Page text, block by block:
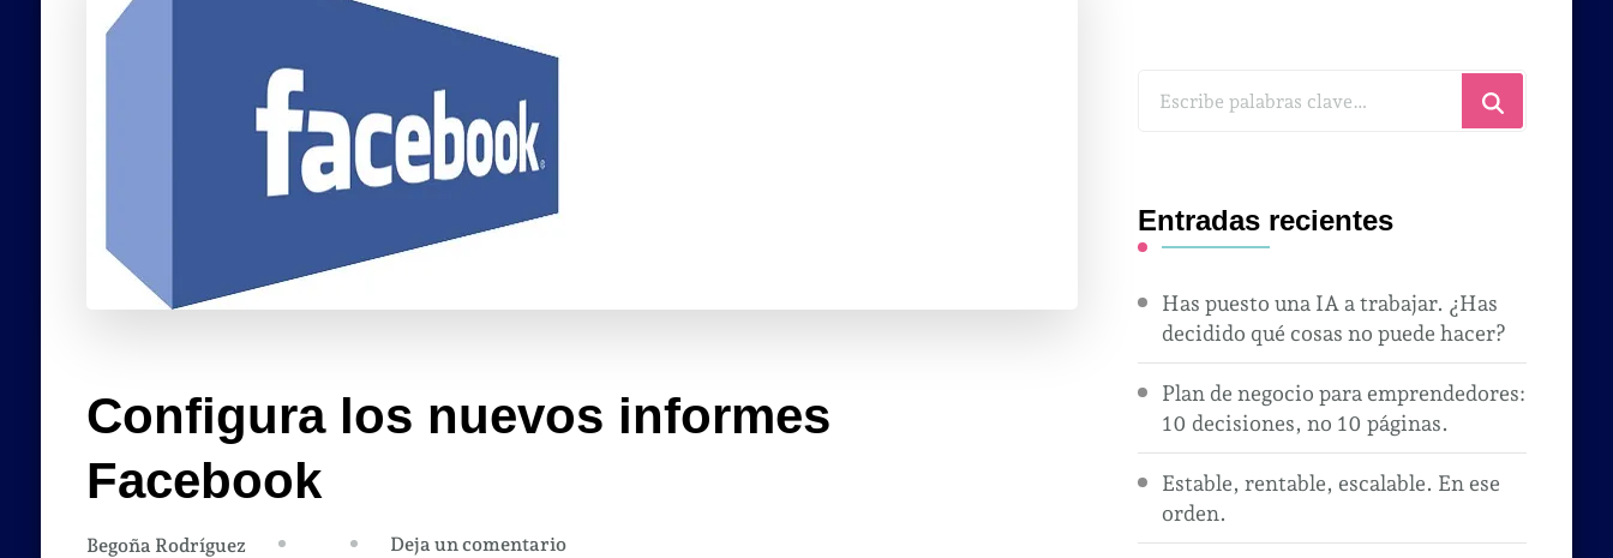
Configura los nuevos informes
Facebook
Begoña Rodríguez Deja un comentarioen
¿Buscas
Entradas recientes
Has puesto una IA a trabajar. ¿Has
decidido qué cosas no puede hacer?
Plan de negocio para emprendedores:
10 decisiones, no 10 páginas.
Estable, rentable, escalable. En ese
orden.